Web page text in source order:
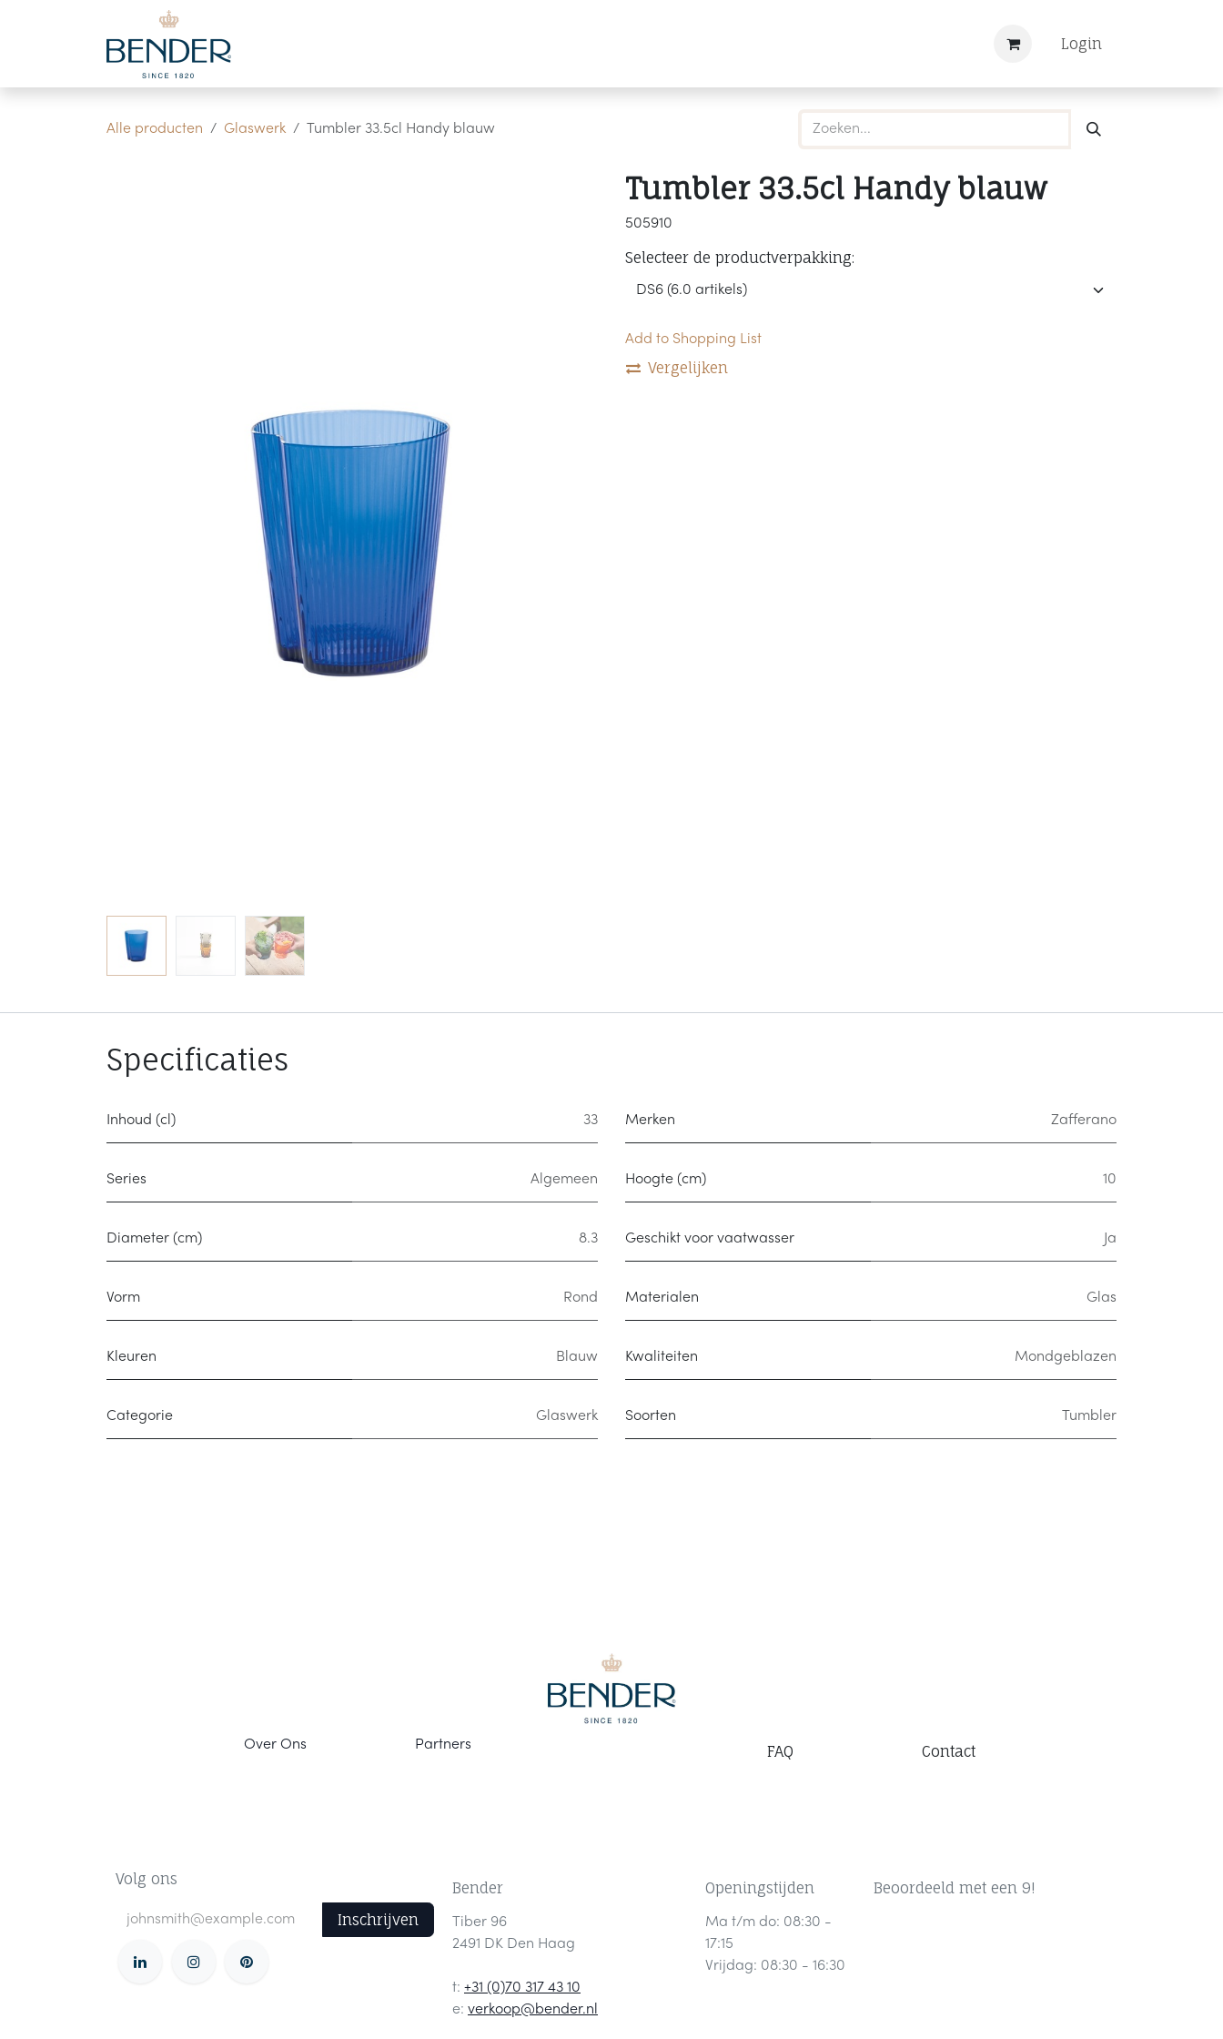
Overslaan naar inhoud
Login
Alle producten Glaswerk Tumbler 33.5cl Handy blauw
Tumbler 33.5cl Handy blauw
505910
Selecteer de productverpakking:
Add to Shopping List
Vergelijken
Specificaties
Inhoud (cl) 33 Merken Zafferano
Series Algemeen Hoogte (cm) 10
Diameter (cm) 8.3 Geschikt voor vaatwasser Ja
Vorm Rond Materialen Glas
Kleuren Blauw Kwaliteiten Mondgeblazen
Categorie Glaswerk Soorten Tumbler
Volg ons
Inschrijven
Bender
Tiber 96
2491 DK Den Haag
t: +31 (0)70 317 43 10
e: verkoop@bender.nl
Openingstijden
Ma t/m do: 08:30 -
17:15
Vrijdag: 08:30 - 16:30
Beoordeeld met een 9!
Contact
Partners
Over Ons FAQ